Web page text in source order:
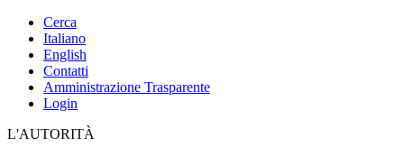
Cerca
Italiano
English
Contatti
Amministrazione Trasparente
Login
L'AUTORITÀ